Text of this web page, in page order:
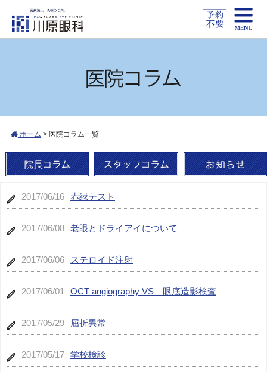
ホーム > 医院コラム一覧
2017/06/16 赤緑テスト
2017/06/08 老眼とドライアイについて
2017/06/06 ステロイド注射
2017/06/01 OCT angiography VS 眼底造影検査
2017/05/29 屈折異常
2017/05/17 学校検診